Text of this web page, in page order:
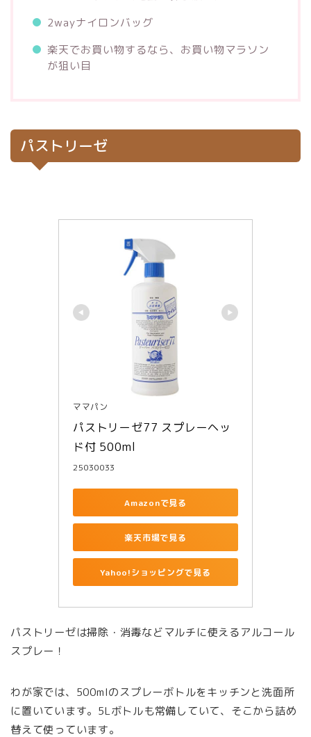
2wayナイロンバッグ
楽天でお買い物するなら、お買い物マラソン
が狙い目
パストリーゼ
ママパン
パストリーゼ77 スプレーヘッ
ド付 500ml
25030033
Amazonで見る
楽天市場で見る
Yahoo!ショッピングで見る
パストリーゼは掃除・消毒などマルチに使えるアルコール
スプレー！
わが家では、500mlのスプレーボトルをキッチンと洗面所
に置いています。5Lボトルも常備していて、そこから詰め
替えて使っています。